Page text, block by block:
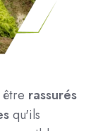
rassurés
qu'ils